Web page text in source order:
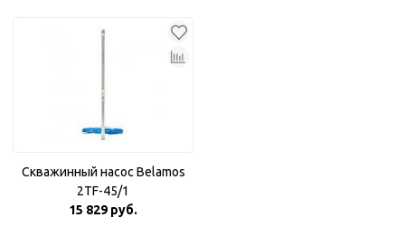
Скважинный насос Belamos
2TF-45/1
15 829 руб.